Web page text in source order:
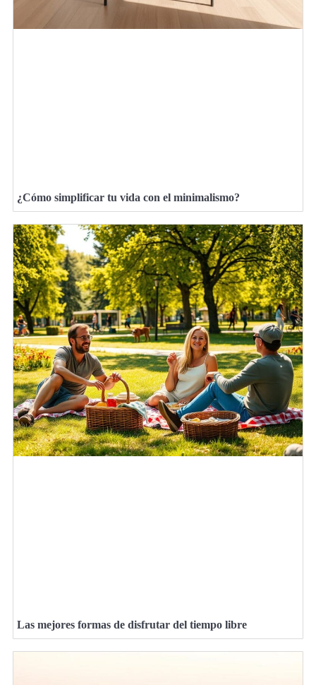
¿Cómo simplificar tu vida con el minimalismo?
Las mejores formas de disfrutar del tiempo libre